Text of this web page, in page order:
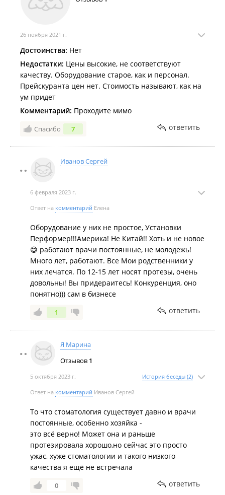
И сейчас всё что я у них протезировал два года
назад надо переделывать. Деньги выкинул только.
современным оборудованием и хорошими
специалистами,и на удивление цены ниже чем в
этом ,,Беркуте"!
26 ноября 2021 г.
Достоинства: Нет
Недостатки: Цены высокие, не соответствуют
качеству. Оборудование старое, как и персонал.
Прейскуранта цен нет. Стоимость называют, как на
ум придет
Комментарий: Проходите мимо
Спасибо 7 ответить
Иванов Сергей
6 февраля 2023 г.
Ответ на комментарий Елена
Оборудование у них не простое, Установки
Перформер!!!Америка! Не Китай!! Хоть и не новое
😅 работают врачи постоянные, не молодежь!
Много лет, работают. Все Мои родственники у
них лечатся. По 12-15 лет носят протезы, очень
довольны! Вы придераитесь! Конкуренция, оно
понятно))) сам в бизнесе
1 ответить
Я Марина
Отзывов 1
5 октября 2023 г. История беседы (2)
Ответ на комментарий Иванов Сергей
То что стоматология существует давно и врачи
постоянные, особенно хозяйка -
это всё верно! Может она и раньше
протезировала хорошо,но сейчас это просто
ужас, хуже стоматологии и такого низкого
качества я ещё не встречала
0 ответить